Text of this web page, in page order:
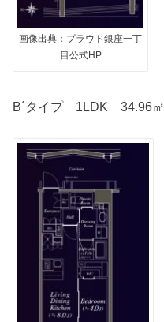
画像出典：プラウド銀座一丁
目公式HP
B´タイプ 1LDK 34.96㎡